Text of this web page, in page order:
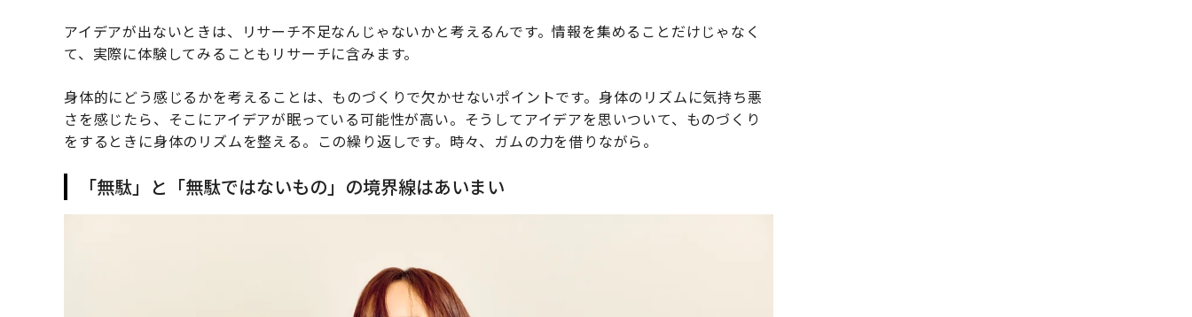
アイデアが出ないときは、リサーチ不足なんじゃないかと考えるんです。情報を集めることだけじゃなく
て、実際に体験してみることもリサーチに含みます。
身体的にどう感じるかを考えることは、ものづくりで欠かせないポイントです。身体のリズムに気持ち悪
さを感じたら、そこにアイデアが眠っている可能性が高い。そうしてアイデアを思いついて、ものづくり
をするときに身体のリズムを整える。この繰り返しです。時々、ガムの力を借りながら。
「無駄」と「無駄ではないもの」の境界線はあいまい